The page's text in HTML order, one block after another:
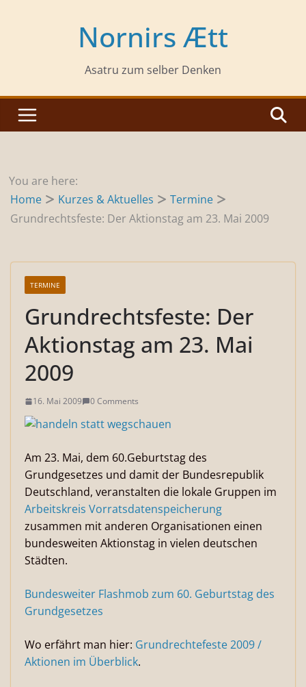
Nornirs Ætt
Asatru zum selber Denken
You are here:
Home
Kurzes & Aktuelles
Termine
Grundrechtsfeste: Der Aktionstag am 23. Mai 2009
TERMINE
Grundrechtsfeste: Der
Aktionstag am 23. Mai
2009
16. Mai 2009 0 Comments
Am 23. Mai, dem 60.Geburtstag des
Grundgesetzes und damit der Bundesrepublik
Deutschland, veranstalten die lokale Gruppen im
Arbeitskreis Vorratsdatenspeicherung
zusammen mit anderen Organisationen einen
bundesweiten Aktionstag in vielen deutschen
Städten.
Bundesweiter Flashmob zum 60. Geburtstag des
Grundgesetzes
Wo erfährt man hier: Grundrechtefeste 2009 /
Aktionen im Überblick.